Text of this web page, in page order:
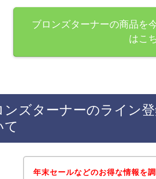
ブロンズターナーの商品を
はこ
ンズターナーのライン
て
年末セールなどのお得な情報を